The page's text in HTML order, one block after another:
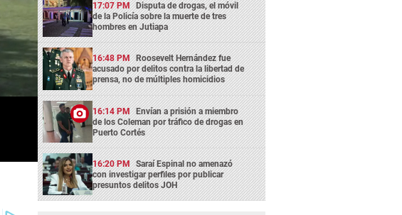
17:07 PM Disputa de drogas, el móvil
de la Policía sobre la muerte de tres
hombres en Jutiapa
16:48 PM Roosevelt Hernández fue
acusado por delitos contra la libertad de
prensa, no de múltiples homicidios
16:14 PM Envían a prisión a miembro
de los Coleman por tráfico de drogas en
Puerto Cortés
16:20 PM Saraí Espinal no amenazó
con investigar perfiles por publicar
presuntos delitos JOH